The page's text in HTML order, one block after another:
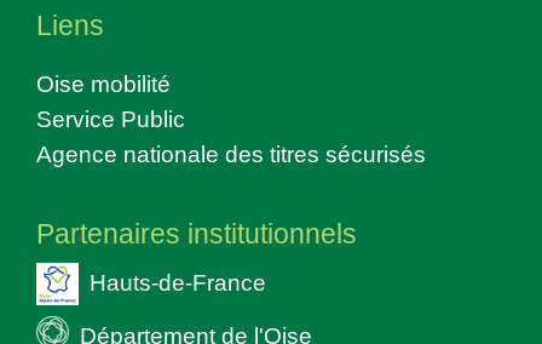
Liens
Oise mobilité
Service Public
Agence nationale des titres sécurisés
Partenaires institutionnels
Hauts-de-France
Département de l'Oise